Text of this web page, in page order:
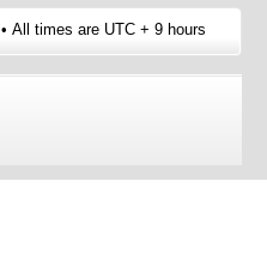
• All times are UTC + 9 hours